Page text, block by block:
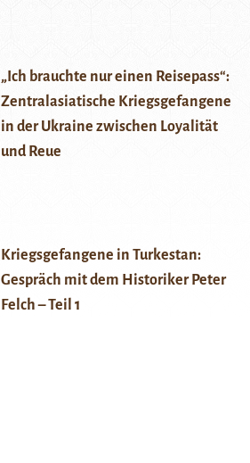
„Ich brauchte nur einen Reisepass“:
Zentralasiatische Kriegsgefangene
in der Ukraine zwischen Loyalität
und Reue
Kriegsgefangene in Turkestan:
Gespräch mit dem Historiker Peter
Felch – Teil 1